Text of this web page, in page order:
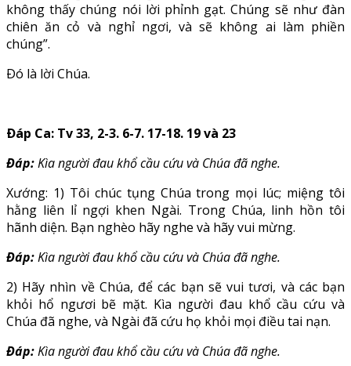
không thấy chúng nói lời phỉnh gạt. Chúng sẽ như đàn
chiên ăn cỏ và nghỉ ngơi, và sẽ không ai làm phiền
chúng”.
Ðó là lời Chúa.
Ðáp Ca: Tv 33, 2-3. 6-7. 17-18. 19 và 23
Ðáp:Kìa người đau khổ cầu cứu và Chúa đã nghe.
Xướng: 1) Tôi chúc tụng Chúa trong mọi lúc; miệng tôi
hằng liên lỉ ngợi khen Ngài. Trong Chúa, linh hồn tôi
hãnh diện. Bạn nghèo hãy nghe và hãy vui mừng.
Ðáp:Kìa người đau khổ cầu cứu và Chúa đã nghe.
2) Hãy nhìn về Chúa, để các bạn sẽ vui tươi, và các bạn
khỏi hổ ngươi bẽ mặt. Kìa người đau khổ cầu cứu và
Chúa đã nghe, và Ngài đã cứu họ khỏi mọi điều tai nạn.
Ðáp:Kìa người đau khổ cầu cứu và Chúa đã nghe.